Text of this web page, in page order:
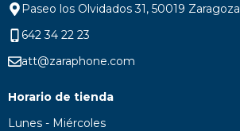
Paseo los Olvidados 31, 50019 Zaragoza
642 34 22 23
att@zaraphone.com
Horario de tienda
Lunes - Miércoles